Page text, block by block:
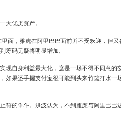
大优质资产。
面，雅虎在阿里巴巴面前并不受欢迎，但
筹码无疑将明显增加。
现自身利益最大化，这是一场不得不同意的
如果还手握支付宝很可能到头来竹篮打水一
符的争斗。洪波认为，不到雅虎与阿里巴巴